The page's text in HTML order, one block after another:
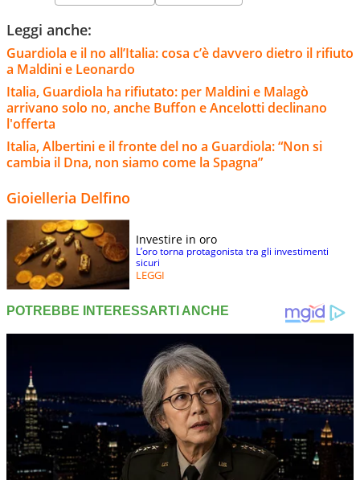
Leggi anche:
Guardiola e il no all’Italia: cosa c’è davvero dietro il rifiuto
a Maldini e Leonardo
Italia, Guardiola ha rifiutato: per Maldini e Malagò
arrivano solo no, anche Buffon e Ancelotti declinano
l'offerta
Italia, Albertini e il fronte del no a Guardiola: “Non si
cambia il Dna, non siamo come la Spagna”
Gioielleria Delfino
Investire in oro
L’oro torna protagonista tra gli investimenti
sicuri
LEGGI